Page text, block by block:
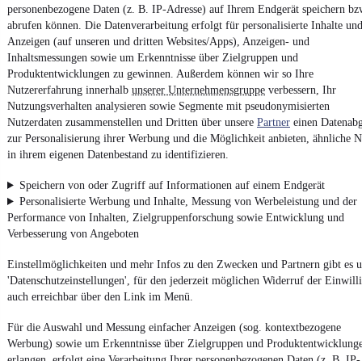
personenbezogene Daten (z. B. IP-Adresse) auf Ihrem Endgerät speichern
abrufen können. Die Datenverarbeitung erfolgt für personalisierte Inhalte und
Anzeigen (auf unseren und dritten Websites/Apps), Anzeigen- und
Inhaltsmessungen sowie um Erkenntnisse über Zielgruppen und
Produktentwicklungen zu gewinnen. Außerdem können wir so Ihre
Nutzererfahrung innerhalb unserer Unternehmensgruppe verbessern, Ihr
Nutzungsverhalten analysieren sowie Segmente mit pseudonymisierten
Nutzerdaten zusammenstellen und Dritten über unsere Partner einen
zur Personalisierung ihrer Werbung und die Möglichkeit anbieten, ähnliche
in ihrem eigenen Datenbestand zu identifizieren.
Speichern von oder Zugriff auf Informationen auf einem Endgerät
Personalisierte Werbung und Inhalte, Messung von Werbeleistung und der
Performance von Inhalten, Zielgruppenforschung sowie Entwicklung und
Verbesserung von Angeboten
Einstellmöglichkeiten und mehr Infos zu den Zwecken und Partnern gibt es
'Datenschutzeinstellungen', für den jederzeit möglichen Widerruf der
auch erreichbar über den Link im Menü.
Für die Auswahl und Messung einfacher Anzeigen (sog. kontextbezogene
Werbung) sowie um Erkenntnisse über Zielgruppen und
Impressum
AGB
Vertrag widerrufen
Datenschutz
Datenschutzeinstellungen
Erklärung zur Barrierefreiheit
Report Security Vulnerability (English)
Powered by
VonAuto verkaufenüberE-BikesundGebrauchtwagen:
Besuchemobile.de